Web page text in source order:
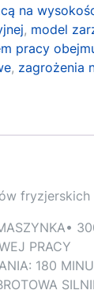
na
, model
pracy
, zagrożenia
PRACY
180